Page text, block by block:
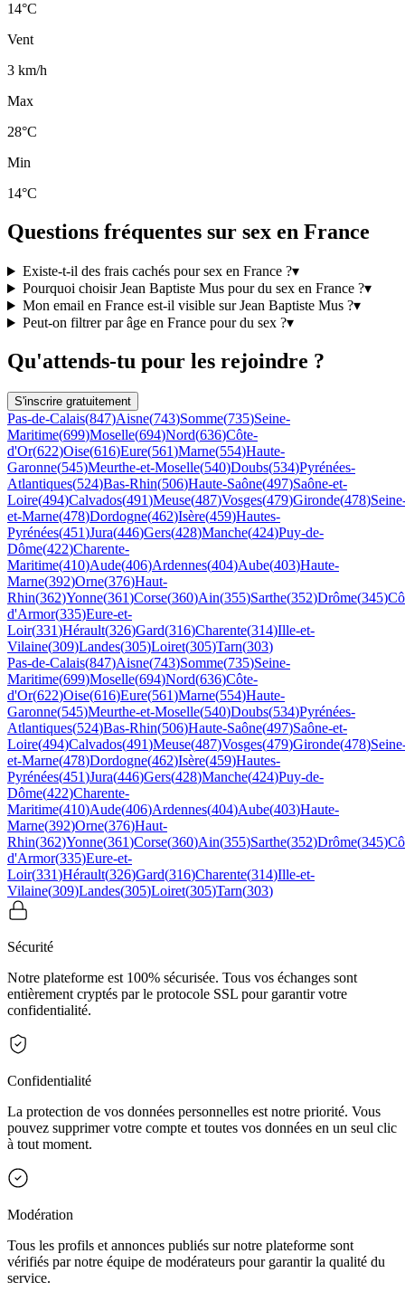
14°C
Vent
3 km/h
Max
28°C
Min
14°C
Questions fréquentes sur sex en France
Existe-t-il des frais cachés pour sex en France ?▾
Pourquoi choisir Jean Baptiste Mus pour du sex en France ?▾
Mon email en France est-il visible sur Jean Baptiste Mus ?▾
Peut-on filtrer par âge en France pour du sex ?▾
Qu'attends-tu pour les rejoindre ?
S'inscrire gratuitement
Pas-de-Calais(847)Aisne(743)Somme(735)Seine-
Maritime(699)Moselle(694)Nord(636)Côte-
d'Or(622)Oise(616)Eure(561)Marne(554)Haute-
Garonne(545)Meurthe-et-Moselle(540)Doubs(534)Pyrénées-
Atlantiques(524)Bas-Rhin(506)Haute-Saône(497)Saône-et-
Loire(494)Calvados(491)Meuse(487)Vosges(479)Gironde(478)
et-Marne(478)Dordogne(462)Isère(459)Hautes-
Pyrénées(451)Jura(446)Gers(428)Manche(424)Puy-de-
Dôme(422)Charente-
Maritime(410)Aude(406)Ardennes(404)Aube(403)Haute-
Marne(392)Orne(376)Haut-
Rhin(362)Yonne(361)Corse(360)Ain(355)Sarthe(352)Drôme(345)
d'Armor(335)Eure-et-
Loir(331)Hérault(326)Gard(316)Charente(314)Ille-et-
Vilaine(309)Landes(305)Loiret(305)Tarn(303)
Pas-de-Calais(847)Aisne(743)Somme(735)Seine-
Maritime(699)Moselle(694)Nord(636)Côte-
d'Or(622)Oise(616)Eure(561)Marne(554)Haute-
Garonne(545)Meurthe-et-Moselle(540)Doubs(534)Pyrénées-
Atlantiques(524)Bas-Rhin(506)Haute-Saône(497)Saône-et-
Loire(494)Calvados(491)Meuse(487)Vosges(479)Gironde(478)
et-Marne(478)Dordogne(462)Isère(459)Hautes-
Pyrénées(451)Jura(446)Gers(428)Manche(424)Puy-de-
Dôme(422)Charente-
Maritime(410)Aude(406)Ardennes(404)Aube(403)Haute-
Marne(392)Orne(376)Haut-
Rhin(362)Yonne(361)Corse(360)Ain(355)Sarthe(352)Drôme(345)
d'Armor(335)Eure-et-
Loir(331)Hérault(326)Gard(316)Charente(314)Ille-et-
Vilaine(309)Landes(305)Loiret(305)Tarn(303)
Sécurité
Notre plateforme est 100% sécurisée. Tous vos échanges sont
entièrement cryptés par le protocole SSL pour garantir votre
confidentialité.
Confidentialité
La protection de vos données personnelles est notre priorité. Vous
pouvez supprimer votre compte et toutes vos données en un seul clic
à tout moment.
Modération
Tous les profils et annonces publiés sur notre plateforme sont
vérifiés par notre équipe de modérateurs pour garantir la qualité du
service.